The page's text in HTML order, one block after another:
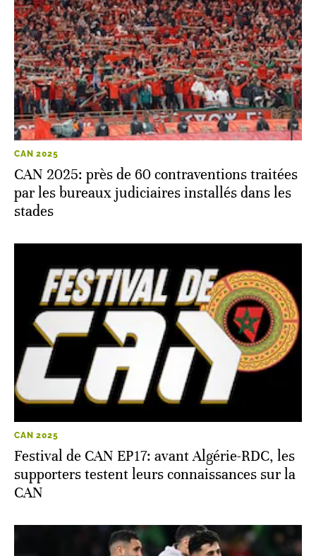
CAN 2025
CAN 2025: près de 60 contraventions traitées
par les bureaux judiciaires installés dans les
stades
CAN 2025
Festival de CAN EP17: avant Algérie-RDC, les
supporters testent leurs connaissances sur la
CAN